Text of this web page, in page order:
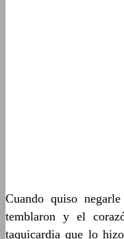
Cuando quiso
temblaron y el
taquicardia que lo